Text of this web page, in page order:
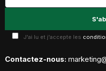
J'ai lu et j'accepte les
Contactez-nous: